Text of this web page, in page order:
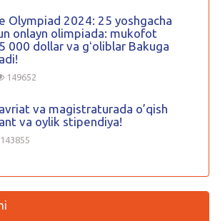
Olympiad 2024: 25 yoshgacha
onlayn olimpiada: mukofot
000 dollar va gʻoliblar Bakuga
149652
va magistraturada o’qish
va oylik stipendiya!